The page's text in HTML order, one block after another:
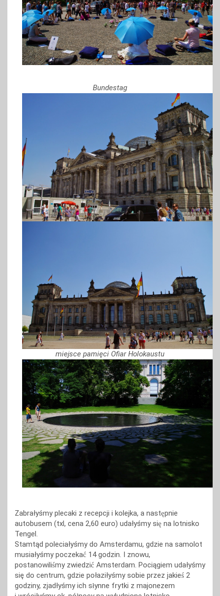
Bundestag
miejsce pamięci Ofiar Holokaustu
Zabrałyśmy plecaki z recepcji i kolejka, a następnie
autobusem (txl, cena 2,60 euro) udałyśmy się na lotnisko
Tengel.
Stamtąd poleciałyśmy do Amsterdamu, gdzie na samolot
musiałyśmy poczekać 14 godzin. I znowu,
postanowiliśmy zwiedzić Amsterdam. Pociągiem udałyśmy
się do centrum, gdzie połaziłyśmy sobie przez jakieś 2
godziny, zjadłyśmy ich słynne frytki z majonezem